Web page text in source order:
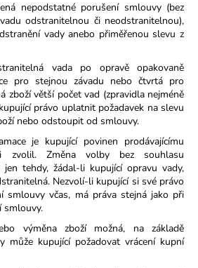
nepodstatné porušení smlouvy (bez
odstranitelnou či neodstranitelnou),
vady anebo přiměřenou slevu z
vada po opravě opakovaně
pro stejnou závadu nebo čtvrtá pro
zboží větší počet vad (zpravidla nejméně
právo uplatnit požadavek na slevu
nebo odstoupit od smlouvy.
je kupující povinen prodávajícímu
Změna volby bez souhlasu
jen tehdy, žádal-li kupující opravu vady,
Nezvolí-li kupující si své právo
smlouvy včas, má práva stejná jako při
smlouvy.
výměna zboží možná, na základě
může kupující požadovat vrácení kupní